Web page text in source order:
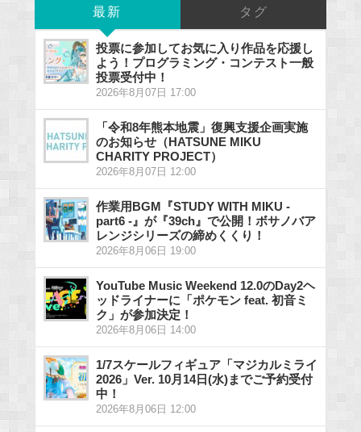
最新 タグ
投票に参加してお気に入り作品を応援し
よう！プログラミング・コンテスト一般
投票受付中！
2026年8月07日 17:00
「令和8年熊本地震」復興支援企画実施
のお知らせ（HATSUNE MIKU
CHARITY PROJECT）
2026年8月07日 12:00
作業用BGM『STUDY WITH MIKU -
part6 -』が『39ch』で公開！ボサノバア
レンジシリーズの締めくくり！
2026年8月06日 19:00
YouTube Music Weekend 12.0のDay2ヘ
ッドライナーに「ポケモン feat. 初音ミ
ク」が参加決定！
2026年8月06日 14:00
1/7スケールフィギュア「マジカルミライ
2026」Ver. 10月14日(水)までご予約受付
中！
2026年8月06日 12:00